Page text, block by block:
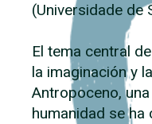
(Universidade de
El tema central
la imaginación y
Antropoceno,
humanidad se